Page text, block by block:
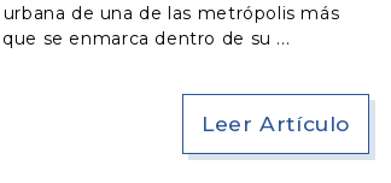
de una de las metrópolis más
se enmarca dentro de su
Leer Artículo